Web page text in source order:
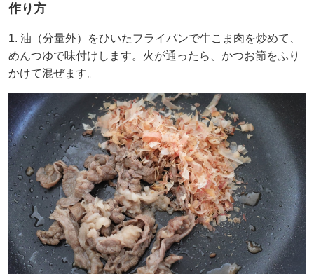
作り方
1. 油（分量外）をひいたフライパンで牛こま肉を炒めて、
めんつゆで味付けします。火が通ったら、かつお節をふり
かけて混ぜます。